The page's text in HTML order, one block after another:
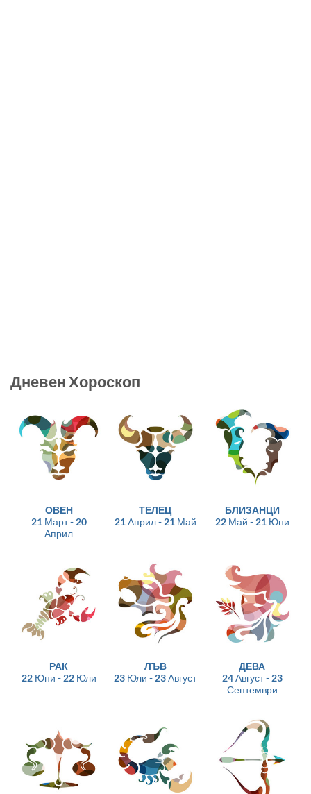
Дневен Хороскоп
ОВЕН
21 Март - 20
Април
ТЕЛЕЦ
21 Април - 21 Май
БЛИЗАНЦИ
22 Май - 21 Юни
РАК
22 Юни - 22 Юли
ЛЪВ
23 Юли - 23 Август
ДЕВА
24 Август - 23
Септември